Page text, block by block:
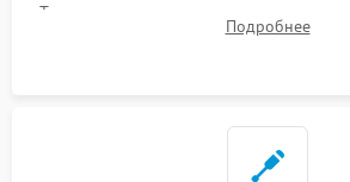
Тщательная очистка тракта печати,
лазера (LSU) от просыпанного
Подробнее